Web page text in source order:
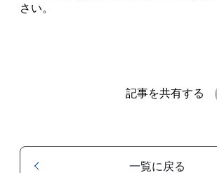
さい。
記事を共有する
一覧に戻る